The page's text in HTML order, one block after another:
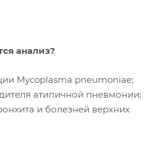
анализ?
Mycoplasma pneumoniae;
атипичной пневмонии;
и болезней верхних